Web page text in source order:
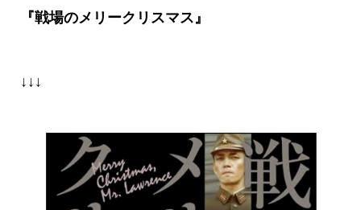
『戦場のメリークリスマス』
↓↓↓